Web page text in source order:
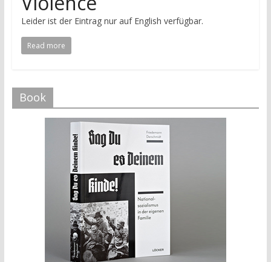
Leider ist der Eintrag nur auf English verfügbar.
Read more
Book